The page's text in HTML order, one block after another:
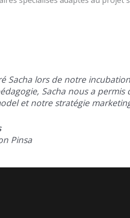
Sacha lors de notre
Sacha nous a
et notre stratégie
Pinsa